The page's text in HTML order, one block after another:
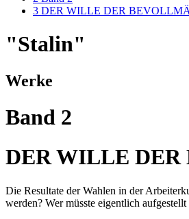
3 DER WILLE DER
"Stalin"
Werke
Band 2
DER WILLE
Die Resultate der Wahlen in der
werden? Wer müsste eigentlich